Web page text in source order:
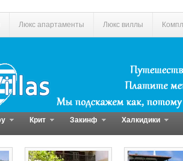
Люкс апартаменты Люкс виллы
Крит Закинф Халкидики